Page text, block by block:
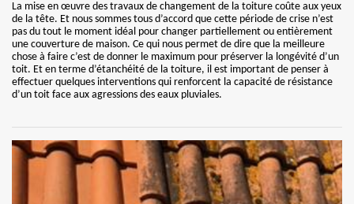
La mise en œuvre des travaux de changement de la toiture coûte aux yeux
de la tête. Et nous sommes tous d’accord que cette période de crise n’est
pas du tout le moment idéal pour changer partiellement ou entièrement
une couverture de maison. Ce qui nous permet de dire que la meilleure
chose à faire c’est de donner le maximum pour préserver la longévité d’un
toit. Et en terme d’étanchéité de la toiture, il est important de penser à
effectuer quelques interventions qui renforcent la capacité de résistance
d’un toit face aux agressions des eaux pluviales.